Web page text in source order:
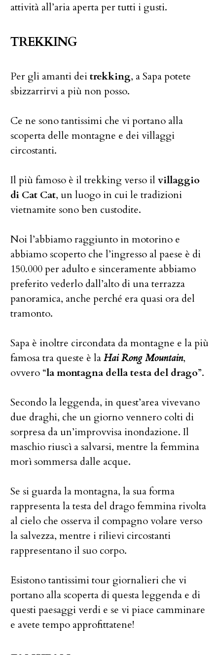
attività all’aria aperta per tutti i gusti.
TREKKING
Per gli amanti deitrekking, a Sapa potete
sbizzarrirvi a più non posso.
Ce ne sono tantissimi che vi portano alla
scoperta delle montagne e dei villaggi
circostanti.
Il più famoso è il trekking verso il villaggio
di Cat Cat, un luogo in cui le tradizioni
vietnamite sono ben custodite.
Noi l’abbiamo raggiunto in motorino e
abbiamo scoperto che l’ingresso al paese è di
150.000 per adulto e sinceramente abbiamo
preferito vederlo dall’alto di una terrazza
panoramica, anche perché era quasi ora del
tramonto.
Sapa è inoltre circondata da montagne e la più
famosa tra queste è laHai Rong Mountain,
ovvero “la montagna della testa del drago”.
Secondo la leggenda, in quest’area vivevano
due draghi, che un giorno vennero colti di
sorpresa da un’improvvisa inondazione. Il
maschio riuscì a salvarsi, mentre la femmina
morì sommersa dalle acque.
Se si guarda la montagna, la sua forma
rappresenta la testa del drago femmina rivolta
al cielo che osserva il compagno volare verso
la salvezza, mentre i rilievi circostanti
rappresentano il suo corpo.
Esistono tantissimi tour giornalieri che vi
portano alla scoperta di questa leggenda e di
questi paesaggi verdi e se vi piace camminare
e avete tempo approfittatene!